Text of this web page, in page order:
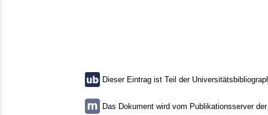
Dieser Eintrag ist Teil der
Das Dokument wird vom Publikationsserver